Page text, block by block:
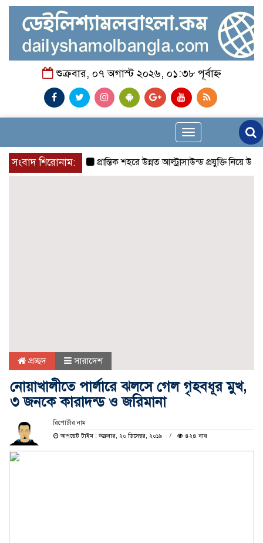
শুক্রবার, ০৭ অগাস্ট ২০২৬, ০১:৩৮ পূর্বাহ্ন
Toggle
navigation
সংবাদ শিরোনাম:
প্রান্তিক শহরে উন্নত আল্ট্রাসাউন্ড প্রযুক্তি নিয়ে
প্রচ্ছদ সারাদেশ
নোয়াখালীতে পার্লারে ঝলসে গেল গৃহবধূর মুখ,
৩ জনকে কারাদন্ড ও জরিমানা
রিপোর্টার নাম
আপডেট টাইম : শুক্রবার, ২০ ডিসেম্বর, ২০১৯
৪২৪ বার